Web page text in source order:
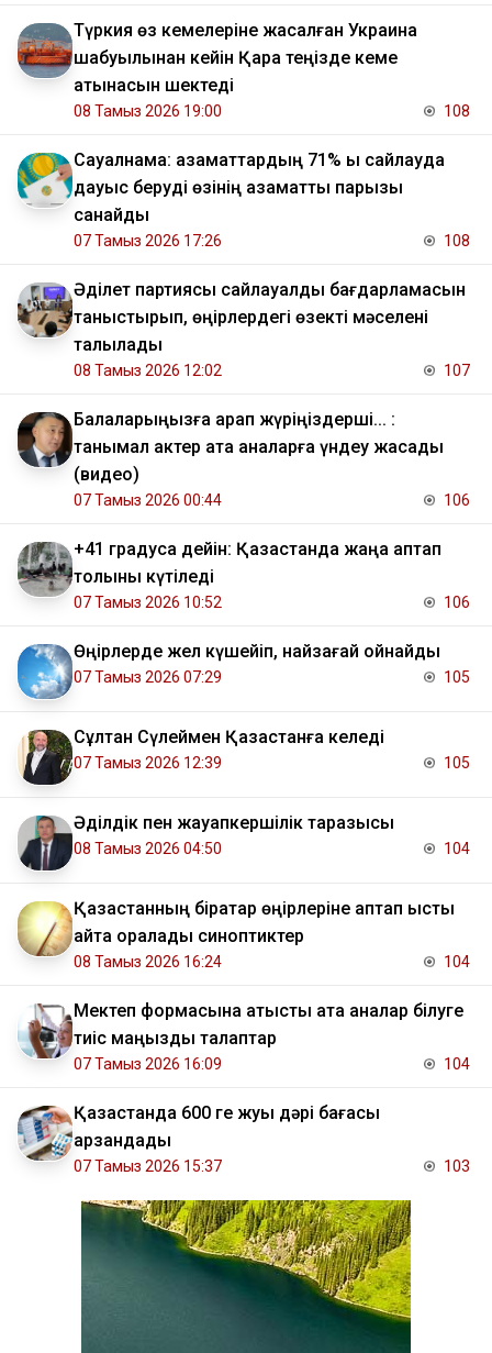
Түркия өз кемелеріне жасалған Украина
шабуылынан кейін Қара теңізде кеме
қатынасын шектеді
08 Тамыз 2026 19:00 108
Сауалнама: азаматтардың 71% ы сайлауда
дауыс беруді өзінің азаматтық парызы
санайды
07 Тамыз 2026 17:26 108
Әділет партиясы сайлауалды бағдарламасын
таныстырып, өңірлердегі өзекті мәселені
талқылады
08 Тамыз 2026 12:02 107
Балаларыңызға қарап жүріңіздерші... :
танымал актер ата аналарға үндеу жасады
(видео)
07 Тамыз 2026 00:44 106
+41 градусқа дейін: Қазақстанда жаңа аптап
толқыны күтіледі
07 Тамыз 2026 10:52 106
Өңірлерде жел күшейіп, найзағай ойнайды
07 Тамыз 2026 07:29 105
Сұлтан Сүлеймен Қазақстанға келеді
07 Тамыз 2026 12:39 105
Әділдік пен жауапкершілік таразысы
08 Тамыз 2026 04:50 104
Қазақстанның бірқатар өңірлеріне аптап ыстық
қайта оралады синоптиктер
08 Тамыз 2026 16:24 104
Мектеп формасына қатысты ата аналар білуге
тиіс маңызды талаптар
07 Тамыз 2026 16:09 104
Қазақстанда 600 ге жуық дәрі бағасы
арзандады
07 Тамыз 2026 15:37 103